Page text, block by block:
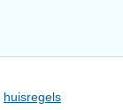
huisregels